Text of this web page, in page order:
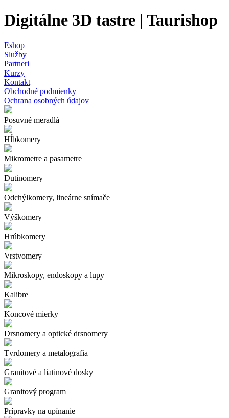
Digitálne 3D tastre | Taurishop
Eshop
Služby
Partneri
Kurzy
Kontakt
Obchodné podmienky
Ochrana osobných údajov
Posuvné meradlá
Hĺbkomery
Mikrometre a pasametre
Dutinomery
Odchýlkomery, lineárne snímače
Výškomery
Hrúbkomery
Vrstvomery
Mikroskopy, endoskopy a lupy
Kalibre
Koncové mierky
Drsnomery a optické drsnomery
Tvrdomery a metalografia
Granitové a liatinové dosky
Granitový program
Prípravky na upínanie